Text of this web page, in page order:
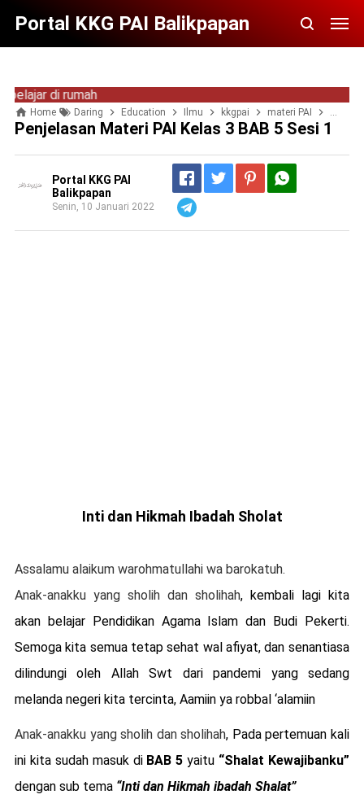
Portal KKG PAI Balikpapan
di rumah
Home Daring Education Ilmu kkgpai materi PAI Online
Penjelasan Materi PAI Kelas 3 BAB 5 Sesi 1
Portal KKG PAI
Balikpapan
Senin, 10 Januari 2022
Inti dan Hikmah Ibadah Sholat
Assalamu alaikum warohmatullahi wa barokatuh.
Anak-anakku yang sholih dan sholihah, kembali lagi kita
akan belajar Pendidikan Agama Islam dan Budi Pekerti.
Semoga kita semua tetap sehat wal afiyat, dan senantiasa
dilindungi oleh Allah Swt dari pandemi yang sedang
melanda negeri kita tercinta, Aamiin ya robbal ‘alamiin
Anak-anakku yang sholih dan sholihah, Pada pertemuan kali
ini kita sudah masuk di BAB 5 yaitu “Shalat Kewajibanku”
dengan sub tema “Inti dan Hikmah ibadah Shalat”